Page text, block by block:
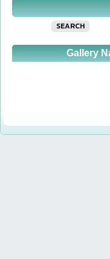
SEARCH
Gallery